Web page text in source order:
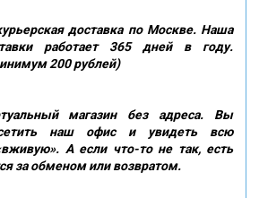
доставка по Москве. Наша
работает 365 дней в году.
200 рублей)
магазин без адреса. Вы
наш офис и увидеть всю
А если что-то не так, есть
за обменом или возвратом.